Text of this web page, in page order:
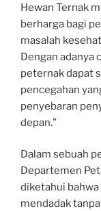
Hewan Ternak
berharga bagi
masalah
Dengan adanya
peternak dapat
pencegahan
penyebaran
depan.”
Dalam sebuah
Departemen
diketahui
mendadak